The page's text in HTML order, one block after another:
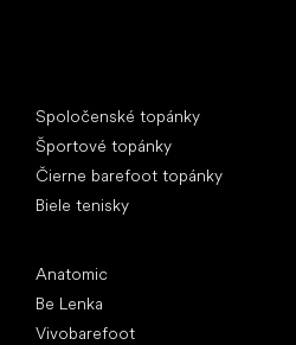
Spoločenské topánky
Športové topánky
Čierne barefoot topánky
Biele tenisky
Anatomic
Be Lenka
Vivobarefoot